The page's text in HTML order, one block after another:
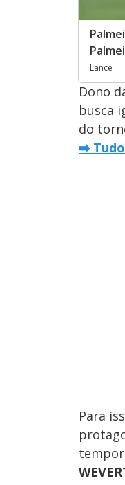
Lance
Dono
busca
do
➡️
Para